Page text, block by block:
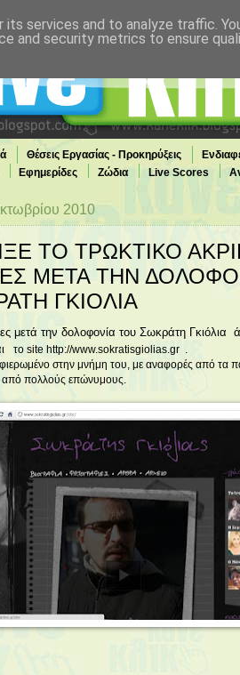
Θέσεις Εργασίας - Προκηρύξεις
Εφημερίδες Ζώδια Live Scores
2010
ΤΟ ΤΡΩΚΤΙΚΟ
ΜΕΤΑ ΤΗΝ
ΓΚΙΟΛΙΑ
μετά την δολοφονία του Σωκράτη Γκιόλια
το site http://www.sokratisgiolias.gr
στην μνήμη του, με αναφορές από τα
από πολλούς επώνυμους.
services and to analyze traffic.
and security metrics to ensure